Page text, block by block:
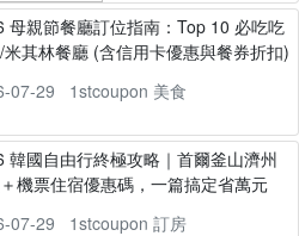
母親節餐廳訂位指南：Top 10 必吃吃
米其林餐廳 (含信用卡優惠與餐券折扣)
07-29
1stcoupon 美食
韓國自由行終極攻略｜首爾釜山濟州
機票住宿優惠碼，一篇搞定省萬元
07-29
1stcoupon 訂房